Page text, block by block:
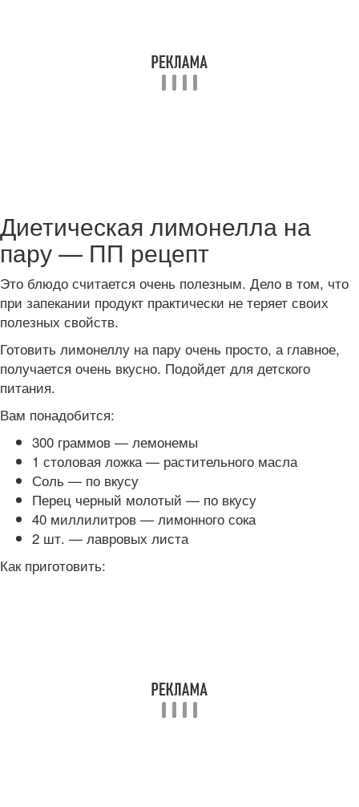
Диетическая лимонелла на
пару — ПП рецепт
Это блюдо считается очень полезным. Дело в том, что
при запекании продукт практически не теряет своих
полезных свойств.
Готовить лимонеллу на пару очень просто, а главное,
получается очень вкусно. Подойдет для детского
питания.
Вам понадобится:
300 граммов — лемонемы
1 столовая ложка — растительного масла
Соль — по вкусу
Перец черный молотый — по вкусу
40 миллилитров — лимонного сока
2 шт. — лавровых листа
Как приготовить: